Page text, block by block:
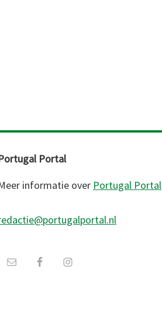
Portal
informatie over Portugal Portal